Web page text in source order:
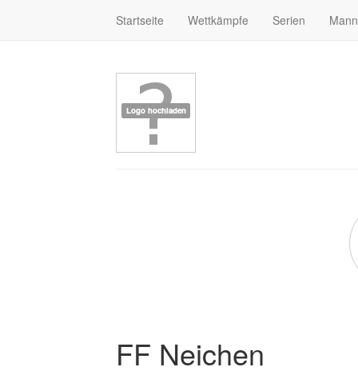
Startseite Wettkämpfe Serien
FF Neichen